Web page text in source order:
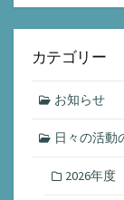
カテゴリー
お知らせ
日々の活動
2026年度